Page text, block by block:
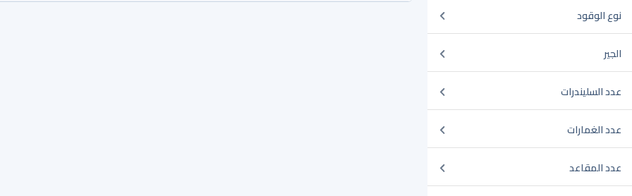
نوع الوقود
الجير
عدد السليندرات
عدد الغمارات
عدد المقاعد